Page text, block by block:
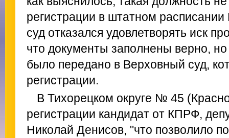
регистрации в штатном
суд отказался удовлетворять иск
что документы заполнены верно, но
было передано в Верховный суд,
регистрации.
В Тихорецком округе № 45
регистрации кандидат от КПРФ,
Николай Денисов, "что позволило